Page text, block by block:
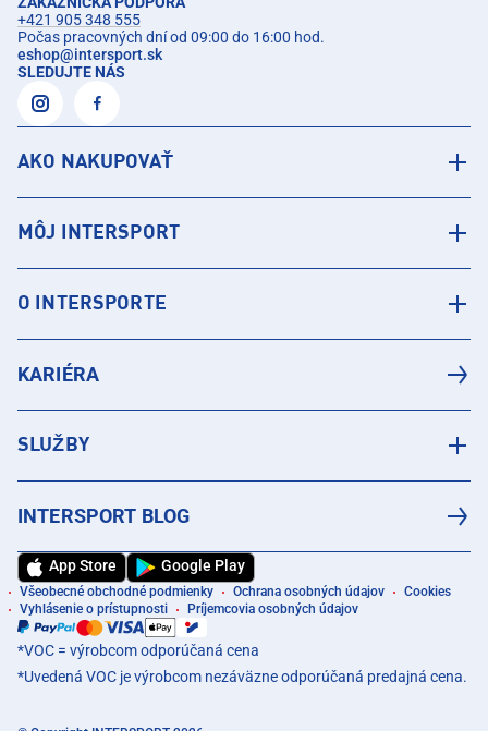
+421 905 348 555
Počas pracovných dní od 09:00 do 16:00 hod.
eshop@intersport.sk
SLEDUJTE NÁS
AKO NAKUPOVAŤ
MÔJ INTERSPORT
O INTERSPORTE
KARIÉRA
SLUŽBY
INTERSPORT BLOG
App Store Google Play
Všeobecné obchodné podmienky Ochrana osobných údajov
Cookies
Vyhlásenie o prístupnosti
Príjemcovia osobných údajov
*VOC = výrobcom odporúčaná cena
*Uvedená VOC je výrobcom nezáväzne odporúčaná predajná cena.